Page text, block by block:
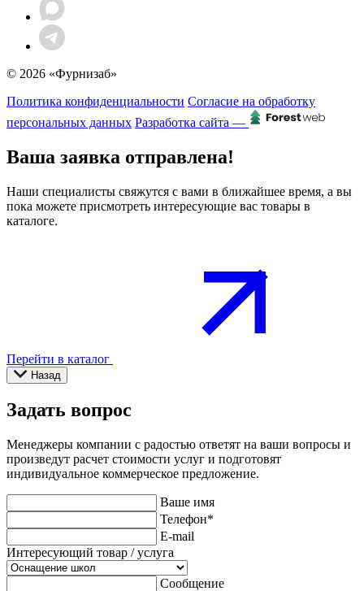
© 2026 «Фурнизаб»
Политика конфиденциальности Согласие на обработку
персональных данных Разработка сайта —
Ваша заявка отправлена!
Наши специалисты свяжутся с вами в ближайшее время, а вы
пока можете присмотреть интересующие вас товары в
каталоге.
Перейти в каталог
Назад
Задать вопрос
Менеджеры компании с радостью ответят на ваши вопросы и
произведут расчет стоимости услуг и подготовят
индивидуальное коммерческое предложение.
Ваше имя
Телефон*
E-mail
Интересующий товар / услуга
Сообщение